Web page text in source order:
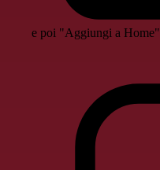
e poi "Aggiungi a Home"